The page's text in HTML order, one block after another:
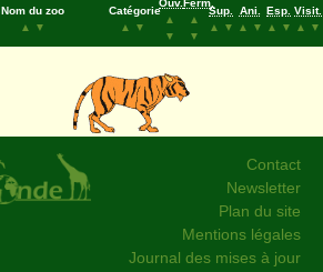
Nom du zoo
▲
▼
Catégorie
▲
▼
Ouv.
▲
▼
Ferm.
▲
▼
Sup.
▲
▼
Ani.
▲
▼
Esp.
▲
▼
Visit.
▲
▼
Contact
Newsletter
Plan du site
Mentions légales
Journal des mises à jour